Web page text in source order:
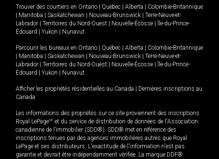
Trouver des courtiers en Ontario Québec Alberta
Colombie-Britannique
Manitoba Saskatchewan Nouveau-Brunswick
Terre-Neuve-et-
Labrador
Territoires du Nord-Ouest Nouvelle-Écosse
Île-du-Prince-
Édouard
Yukon Nunavut
Parcourir les bureaux en Ontario Québec Alberta
Colombie-Britannique
Manitoba Saskatchewan Nouveau-Brunswick
Terre-Neuve-et-
Labrador
Territoires du Nord-Ouest Nouvelle-Écosse
Île-du-Prince-
Édouard
Yukon Nunavut
Afficher les propriétés résidentielles au Canada
Dernières inscriptions au
Canada
Les informations des propriétés sur ce site proviennent des inscriptions
Royal LePageMD et du service de distribution de données de l'Association
canadienne de l’immobilier (SDD®). SDD® met en référence des
inscriptions tenues par des agences immobilières autres que Royal
LePage et ses distributeurs. L'exactitude de l'information n'est pas
garantie et devrait être indépendamment vérifiée. La marque DDF®